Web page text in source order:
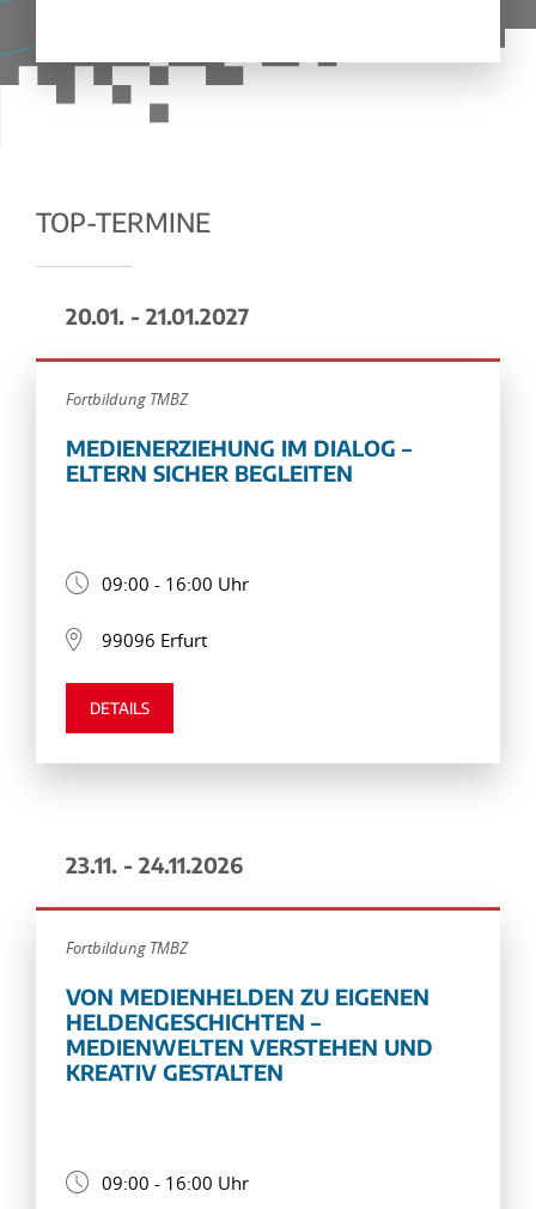
TOP-TERMINE
20.01. - 21.01.2027
Fortbildung TMBZ
MEDIENERZIEHUNG IM DIALOG –
ELTERN SICHER BEGLEITEN
09:00 - 16:00 Uhr
99096 Erfurt
DETAILS
23.11. - 24.11.2026
Fortbildung TMBZ
VON MEDIENHELDEN ZU EIGENEN
HELDENGESCHICHTEN –
MEDIENWELTEN VERSTEHEN UND
KREATIV GESTALTEN
09:00 - 16:00 Uhr